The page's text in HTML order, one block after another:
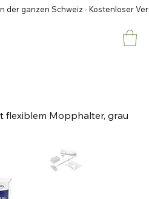
ganzen Schweiz - Kostenloser
flexiblem Mopphalter, grau